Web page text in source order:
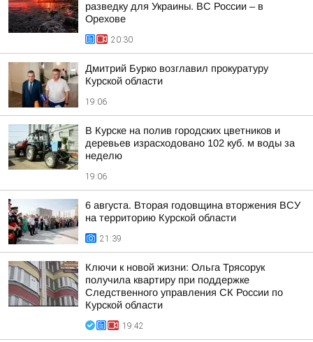
разведку для Украины. ВС России – в
Орехове
20:30
Дмитрий Бурко возглавил прокуратуру
Курской области
19:06
В Курске на полив городских цветников и
деревьев израсходовано 102 куб. м воды за
неделю
19:06
6 августа. Вторая годовщина вторжения ВСУ
на территорию Курской области
21:39
Ключи к новой жизни: Ольга Трясорук
получила квартиру при поддержке
Следственного управления СК России по
Курской области
19:42